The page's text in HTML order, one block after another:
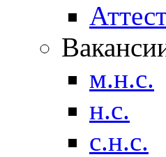
м.н.с.
н.с.
с.н.с.